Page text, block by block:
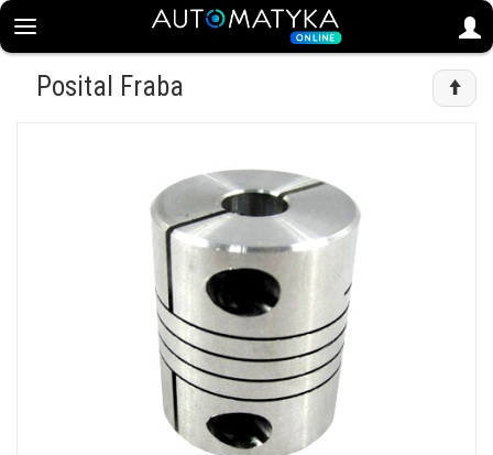
Posital Fraba